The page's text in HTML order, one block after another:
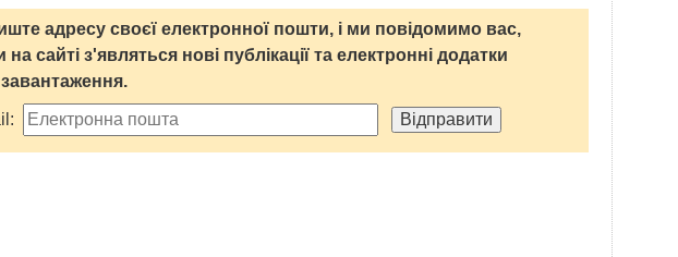
адресу своєї електронної пошти, і ми повідомимо вас,
на сайті з'являться нові публікації та електронні додатки